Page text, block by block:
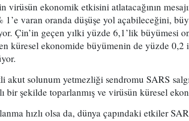
ekonomik etkisini atlatacağının
varan oranda düşüşe yol açabileceğini,
Çin’in geçen yılki yüzde 6,1’lik büyümesi
küresel ekonomide büyümenin de yüzde 0,2
akut solunum yetmezliği sendromu SARS
bir şekilde toparlanmış ve virüsün küresel
hızlı olsa da, dünya çapındaki etkiler